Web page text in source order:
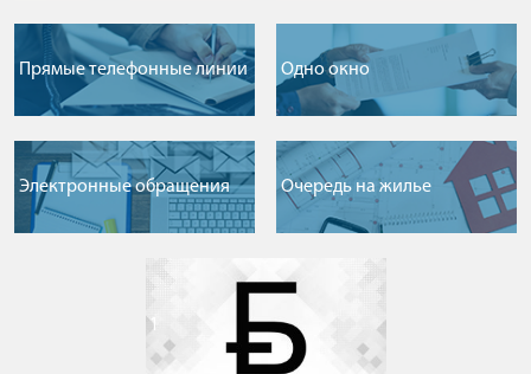
Прямые телефонные линии Одно окно
Электронные обращения Очередь на жилье
1